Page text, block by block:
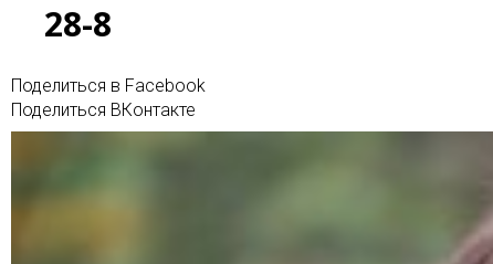
28-8
Поделиться в Facebook
Поделиться ВКонтакте